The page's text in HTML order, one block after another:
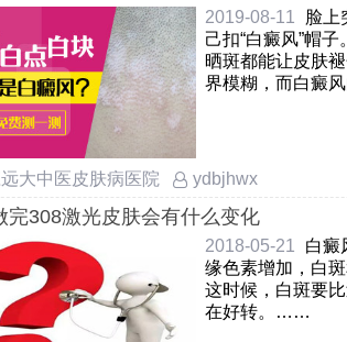
2019-08-11
脸上
己扣“白癜风”帽
晒斑都能让皮肤
界模糊，而白癜
大中医皮肤病医院 ydbjhwx
完308激光皮肤会有什么变化
2018-05-21
白癜
缘色素增加，白
这时候，白斑要
在好转。……